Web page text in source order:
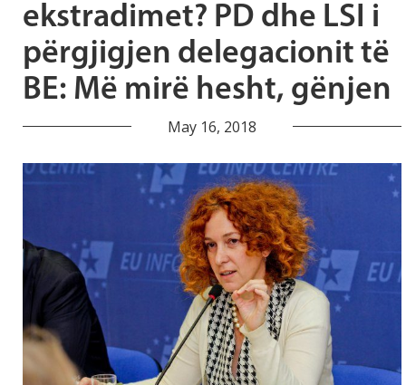
ekstradimet? PD dhe LSI i
përgjigjen delegacionit të
BE: Më mirë hesht, gënjen
May 16, 2018